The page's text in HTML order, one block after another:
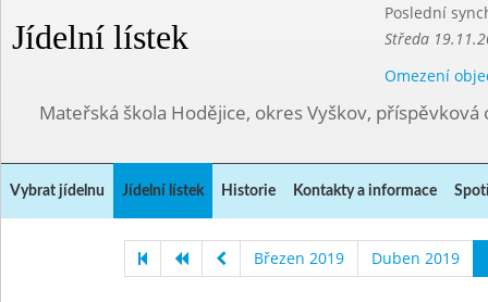
Jídelní lístek
Poslední
Středa
Omezení
Mateřská škola Hodějice, okres Vyškov, příspěvková
Vybrat jídelnu Jídelní lístek Historie Kontakty a informace
Březen 2019 Duben 2019